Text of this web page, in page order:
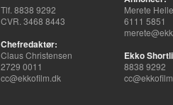
Tlf. 8838 9292
CVR. 3468 8443
Chefredaktør:
Claus Christensen
2729 0011
cc@ekkofilm.dk
Merete
6111 5851
Ekko
8838 9292